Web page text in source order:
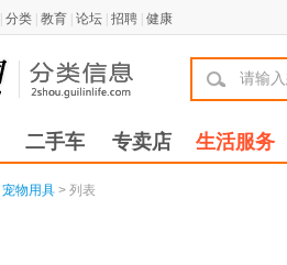
分类 教育 论坛 招聘 健康
二手车 专卖店 生活服务
宠物用具 > 列表